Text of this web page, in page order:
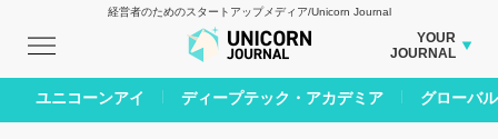
経営者のためのスタートアップメディア/Unicorn Journal
YOUR
JOURNAL
BUSINESS JOURNAL
CARBON CREDITS JOURNAL
ユニコーンアイ ディープテック・アカデミア グローバル